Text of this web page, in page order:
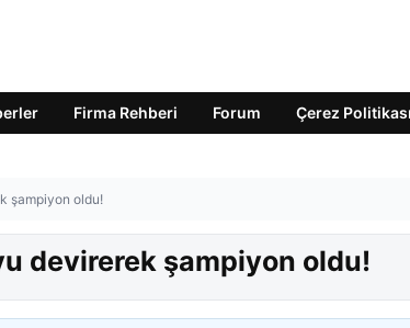
Firma Rehberi Forum Çerez Politikası
şampiyon oldu!
devirerek şampiyon oldu!